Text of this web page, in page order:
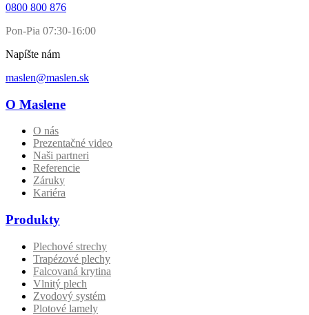
0800 800 876
Pon-Pia 07:30-16:00
Napíšte nám
maslen@maslen.sk
O Maslene
O nás
Prezentačné video
Naši partneri
Referencie
Záruky
Kariéra
Produkty
Plechové strechy
Trapézové plechy
Falcovaná krytina
Vlnitý plech
Zvodový systém
Plotové lamely